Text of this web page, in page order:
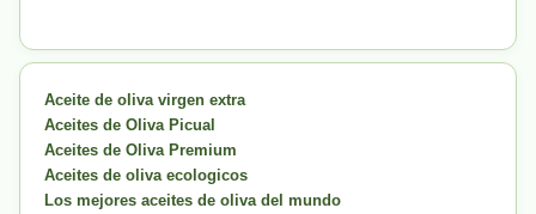
Aceite de oliva virgen extra
Aceites de Oliva Picual
Aceites de Oliva Premium
Aceites de oliva ecologicos
Los mejores aceites de oliva del mundo